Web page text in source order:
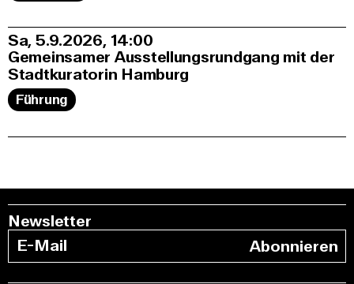
Sa, 5.9.2026 14:00
Gemeinsamer Ausstellungsrundgang mit der
Stadtkuratorin Hamburg
Führung
Newsletter
Abonnieren